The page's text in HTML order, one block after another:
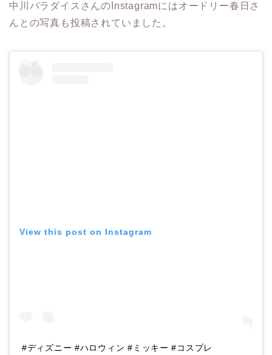
中川パラダイスさんのInstagramにはオードリー春日さ
んとの写真も投稿されていました。
View this post on Instagram
#ディズニー #ハロウィン #ミッキー #コスプレ